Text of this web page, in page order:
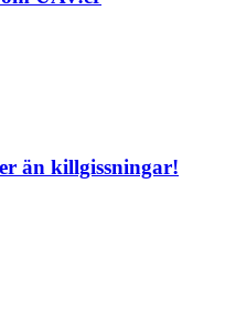
än killgissningar!